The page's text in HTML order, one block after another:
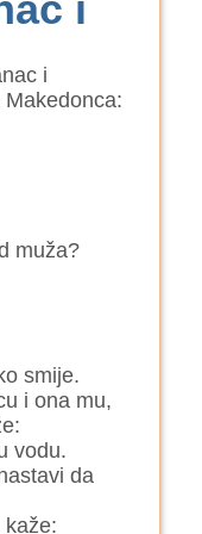
i
muža?
smije.
i ona mu,
vodu.
da
kaže: